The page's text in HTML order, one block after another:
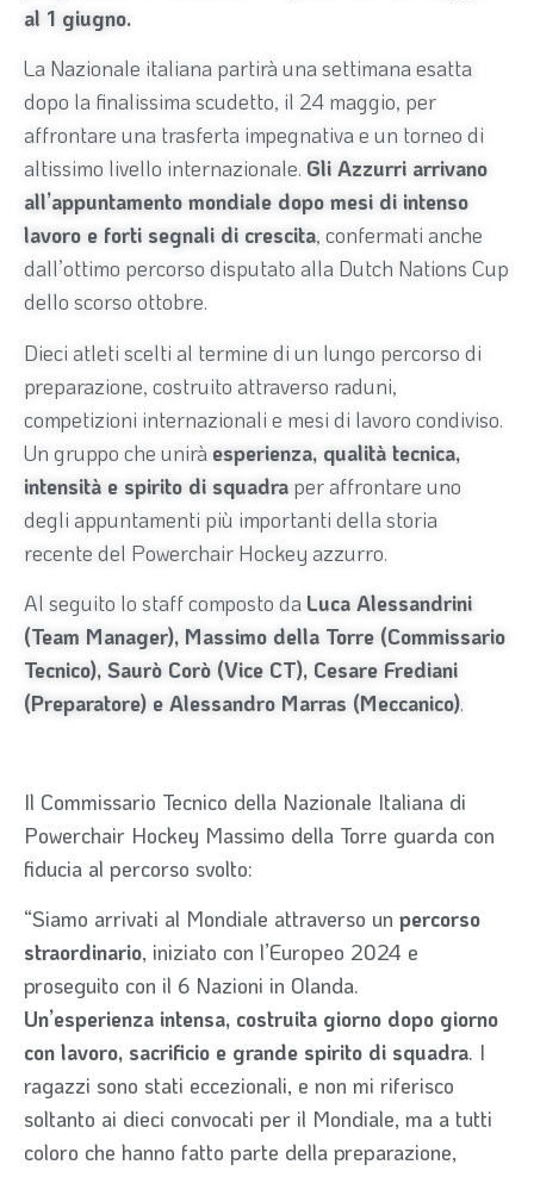
al 1 giugno.
La Nazionale italiana partirà una settimana esatta
dopo la finalissima scudetto, il 24 maggio, per
affrontare una trasferta impegnativa e un torneo di
altissimo livello internazionale. Gli Azzurri arrivano
all’appuntamento mondiale dopo mesi di intenso
lavoro e forti segnali di crescita, confermati anche
dall’ottimo percorso disputato alla Dutch Nations Cup
dello scorso ottobre.
Dieci atleti scelti al termine di un lungo percorso di
preparazione, costruito attraverso raduni,
competizioni internazionali e mesi di lavoro condiviso.
Un gruppo che unirà esperienza, qualità tecnica,
intensità e spirito di squadra per affrontare uno
degli appuntamenti più importanti della storia
recente del Powerchair Hockey azzurro.
Al seguito lo staff composto da Luca Alessandrini
(Team Manager), Massimo della Torre (Commissario
Tecnico), Saurò Corò (Vice CT), Cesare Frediani
(Preparatore) e Alessandro Marras (Meccanico).
Il Commissario Tecnico della Nazionale Italiana di
Powerchair Hockey Massimo della Torre guarda con
fiducia al percorso svolto:
“Siamo arrivati al Mondiale attraverso un percorso
straordinario, iniziato con l’Europeo 2024 e
proseguito con il 6 Nazioni in Olanda.
Un’esperienza intensa, costruita giorno dopo giorno
con lavoro, sacrificio e grande spirito di squadra. I
ragazzi sono stati eccezionali, e non mi riferisco
soltanto ai dieci convocati per il Mondiale, ma a tutti
coloro che hanno fatto parte della preparazione,